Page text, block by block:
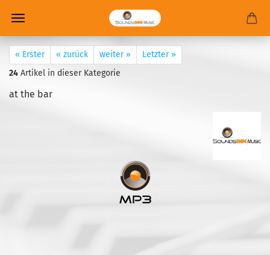
« Erster « zurück weiter »
Letzter »
24 Artikel in dieser Kategorie
at the bar